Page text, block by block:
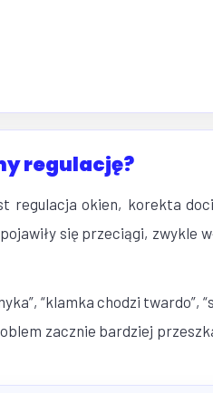
regulację?
regulacja okien, korekta
się przeciągi, zwykle
“klamka chodzi twardo”,
zacznie bardziej